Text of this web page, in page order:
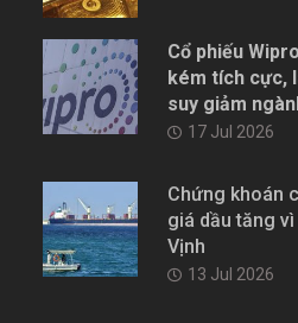
Cổ phiếu
kém tích cực,
suy giảm
17 Jul 2026
Chứng khoán
giá dầu tăng
Vịnh
13 Jul 2026